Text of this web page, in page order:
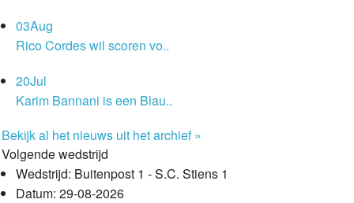
03Aug
Rico Cordes wil scoren vo..
20Jul
Karim Bannani is een Blau..
Bekijk al het nieuws uit het archief »
Volgende wedstrijd
Wedstrijd: Buitenpost 1 - S.C. Stiens 1
Datum: 29-08-2026